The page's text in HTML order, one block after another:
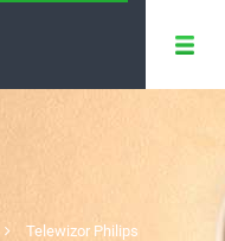
Telewizor Philips